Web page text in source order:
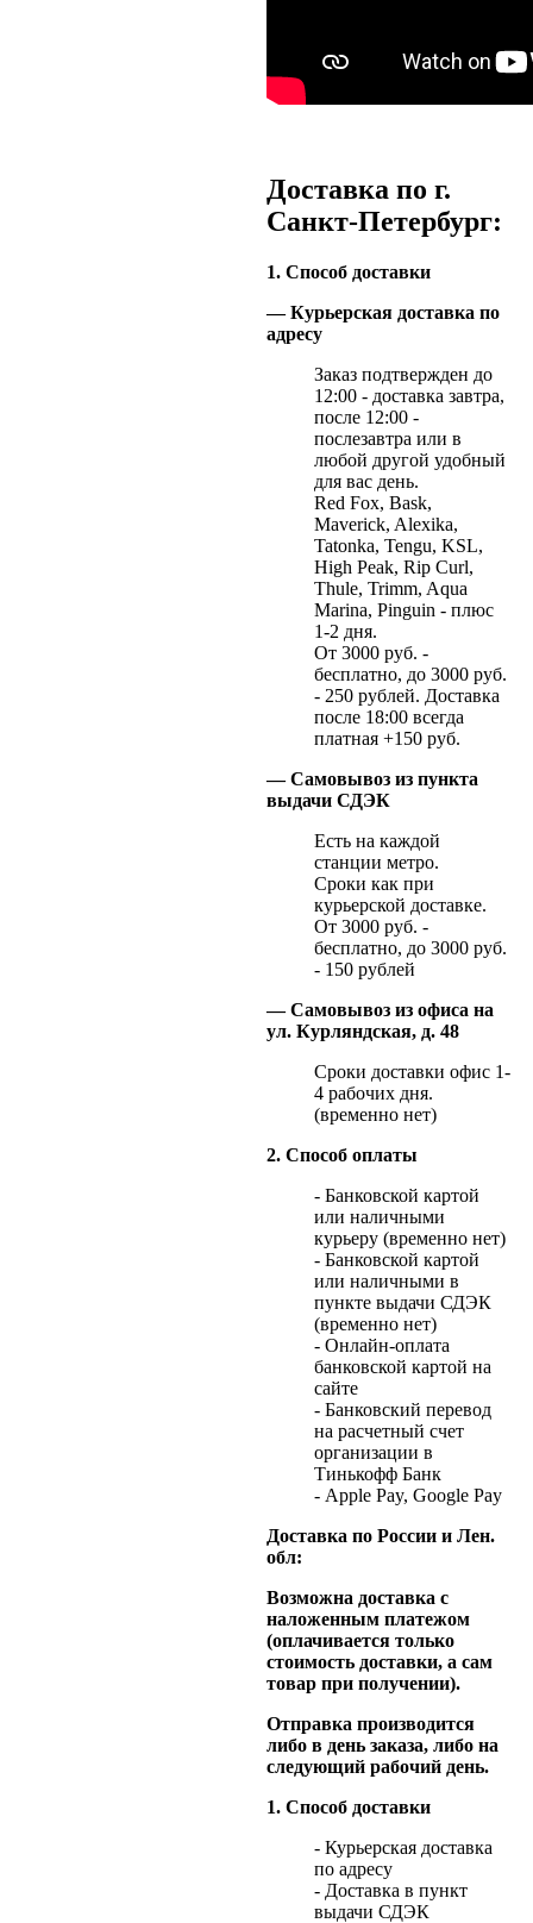
Доставка по г.
Санкт-Петербург:
1. Способ доставки
— Курьерская доставка по
адресу
Заказ подтвержден до
12:00 - доставка завтра,
после 12:00 -
послезавтра или в
любой другой удобный
для вас день.
Red Fox, Bask,
Maverick, Alexika,
Tatonka, Tengu, KSL,
High Peak, Rip Curl,
Thule, Trimm, Aqua
Marina, Pinguin - плюс
1-2 дня.
От 3000 руб. -
бесплатно, до 3000 руб.
- 250 рублей. Доставка
после 18:00 всегда
платная +150 руб.
— Самовывоз из пункта
выдачи СДЭК
Есть на каждой
станции метро.
Сроки как при
курьерской доставке.
От 3000 руб. -
бесплатно, до 3000 руб.
- 150 рублей
— Самовывоз из офиса на
ул. Курляндская, д. 48
Сроки доставки офис 1-
4 рабочих дня.
(временно нет)
2. Способ оплаты
- Банковской картой
или наличными
курьеру (временно нет)
- Банковской картой
или наличными в
пункте выдачи СДЭК
(временно нет)
- Онлайн-оплата
банковской картой на
сайте
- Банковский перевод
на расчетный счет
организации в
Тинькофф Банк
- Apple Pay, Google Pay
Доставка по России и Лен.
обл:
Возможна доставка с
наложенным платежом
(оплачивается только
стоимость доставки, а сам
товар при получении).
Отправка производится
либо в день заказа, либо на
следующий рабочий день.
1. Способ доставки
- Курьерская доставка
по адресу
- Доставка в пункт
выдачи СДЭК